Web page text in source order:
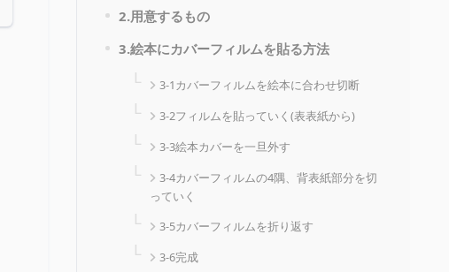
2.用意するもの
3.絵本にカバーフィルムを貼る方法
3-1カバーフィルムを絵本に合わせ切断
3-2フィルムを貼っていく(表表紙から)
3-3絵本カバーを一旦外す
3-4カバーフィルムの4隅、背表紙部分を切
っていく
3-5カバーフィルムを折り返す
3-6完成